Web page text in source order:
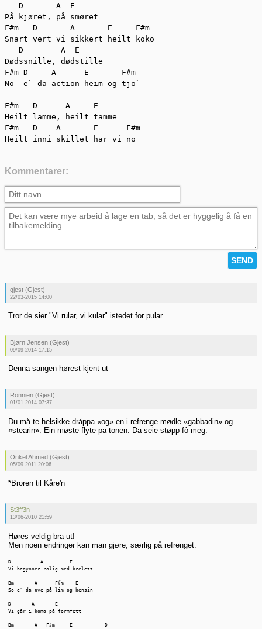
   D       A  E
På kjøret, på smøret
F#m   D       A       E     F#m
Snart vert vi sikkert heilt koko
   D        A  E
Dødssnille, dødstille
F#m D     A      E       F#m
No  e` da action heim og tjo`
F#m   D      A     E
Heilt lamme, heilt tamme
F#m   D    A       E      F#m
Heilt inni skillet har vi no
Kommentarer:
gjest (Gjest)
22/03-2015 14:00
Tror de sier "Vi rular, vi kular" istedet for pular
Bjørn Jensen (Gjest)
09/09-2014 17:15
Denna sangen hørest kjent ut
Ronnien (Gjest)
01/01-2014 07:37
Du må te helsikke dråppa «og»-en i refrenge mødle «gabbadin» og
«stearin». Ein møste flyte på tonen. Da seie støpp fô meg.
Onkel Ahmed (Gjest)
05/09-2011 20:06
*Broren til Kåre'n
St3ff3n
13/06-2010 21:59
Høres veldig bra ut!
Men noen endringer kan man gjøre, særlig på refrenget:
D          A         E
Vi begynner rolig med brelett
Bm       A      F#m    E
So e` da øve på lim og bensin
D       A       E
Vi går i koma på formfett
Bm       A   F#m     E           D